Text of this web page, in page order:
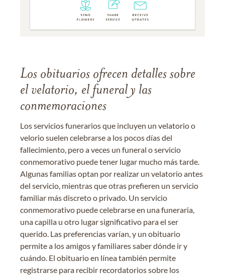
Los obituarios ofrecen detalles sobre
el velatorio, el funeral y las
conmemoraciones
Los servicios funerarios que incluyen un velatorio o
velorio suelen celebrarse a los pocos días del
fallecimiento, pero a veces un funeral o servicio
conmemorativo puede tener lugar mucho más tarde.
Algunas familias optan por realizar un velatorio antes
del servicio, mientras que otras prefieren un servicio
familiar más discreto o privado. Un servicio
conmemorativo puede celebrarse en una funeraria,
una capilla u otro lugar significativo para el ser
querido. Las preferencias varían, y un obituario
permite a los amigos y familiares saber dónde ir y
cuándo. El obituario en línea también permite
registrarse para recibir recordatorios sobre los